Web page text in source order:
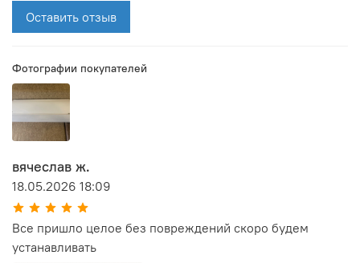
Фотографии покупателей
вячеслав ж.
18.05.2026 18:09
Все пришло целое без повреждений скоро будем
устанавливать
Оставить отзыв